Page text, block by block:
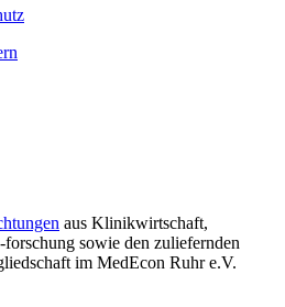
aus Klinikwirtschaft,
sowie den zuliefernden
im MedEcon Ruhr e.V.